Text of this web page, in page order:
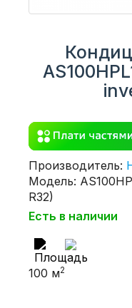
Производитель:
Модель:
R32)
Есть в наличии
100 м2